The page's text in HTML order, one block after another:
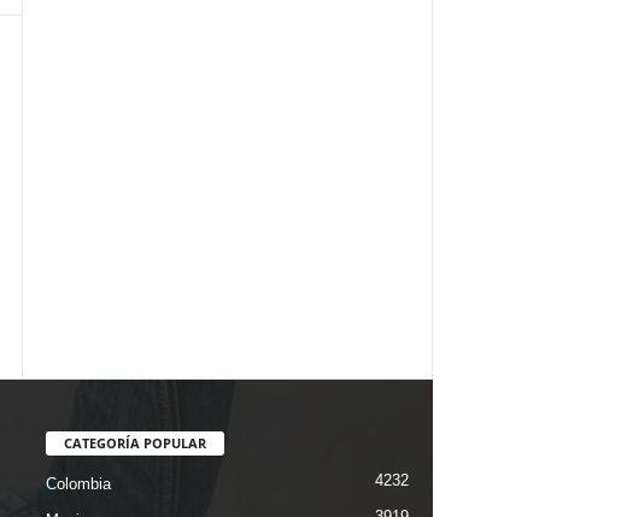
CATEGORÍA POPULAR
Colombia 4232